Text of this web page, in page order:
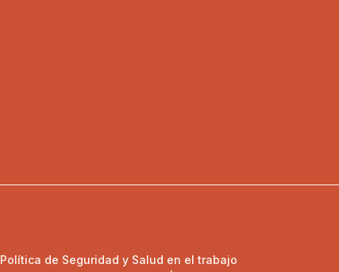
Política de Seguridad y Salud en el trabajo